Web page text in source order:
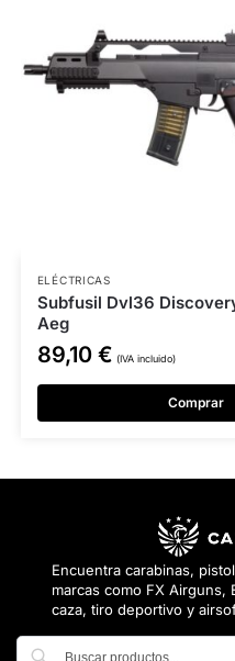
ELÉCTRICAS
Subfusil Dvl36
Aeg
89,10 € (IVA incluido)
Comprar
Encuentra carabinas,
marcas como FX Airguns,
caza, tiro deportivo y